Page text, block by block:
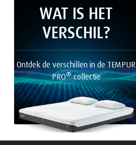
WAT IS HET
VERSCHIL?
Ontdek de verschillen in de TEMPUR
PRO®collectie